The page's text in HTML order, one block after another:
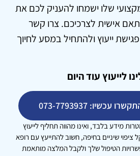
שלו ישמחו להעניק לכם את
אישית לצרכיכם. צרו קשר
ייעוץ ולהתחיל במסע לחיוך
לייעוץ עוד היום
עכשיו: 073-7793937
מידע בלבד, ואינו מהווה תחליף לייעוץ
ציפוי שיניים בחיפה, חשוב להתייעץ עם רופא
הטיפול שלך ולקבל המלצה מותאמת